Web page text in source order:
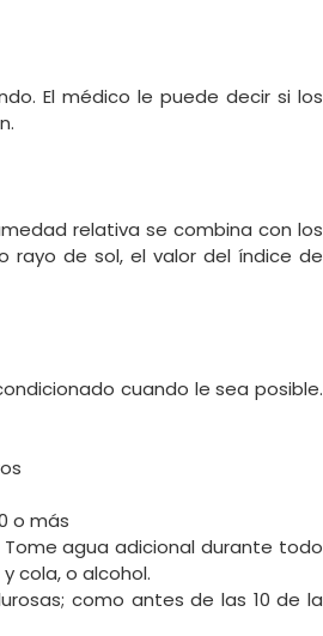
El médico le puede decir si los
relativa se combina con los
de sol, el valor del índice de
cuando le sea posible.
o más
agua adicional durante todo
cola, o alcohol.
como antes de las 10 de la